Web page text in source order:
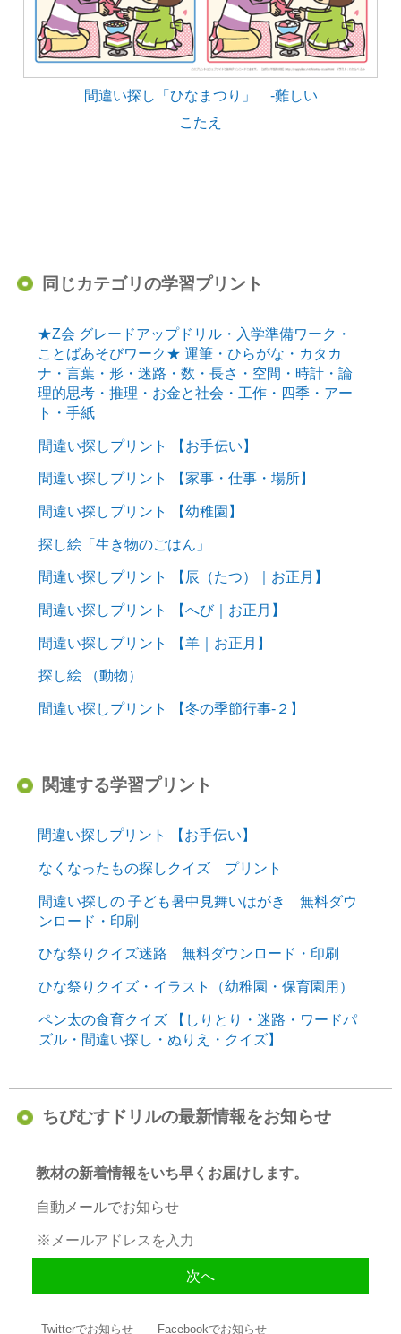
間違い探し「ひなまつり」 -難しい
こたえ
同じカテゴリの学習プリント
★Z会 グレードアップドリル・入学準備ワーク・
ことばあそびワーク★ 運筆・ひらがな・カタカ
ナ・言葉・形・迷路・数・長さ・空間・時計・論
理的思考・推理・お金と社会・工作・四季・アー
ト・手紙
間違い探しプリント 【お手伝い】
間違い探しプリント 【家事・仕事・場所】
間違い探しプリント 【幼稚園】
探し絵「生き物のごはん」
間違い探しプリント 【辰（たつ）｜お正月】
間違い探しプリント 【へび｜お正月】
間違い探しプリント 【羊｜お正月】
探し絵 （動物）
間違い探しプリント 【冬の季節行事-２】
関連する学習プリント
間違い探しプリント 【お手伝い】
なくなったもの探しクイズ プリント
間違い探しの 子ども暑中見舞いはがき 無料ダウ
ンロード・印刷
ひな祭りクイズ迷路 無料ダウンロード・印刷
ひな祭りクイズ・イラスト（幼稚園・保育園用）
ペン太の食育クイズ 【しりとり・迷路・ワードパ
ズル・間違い探し・ぬりえ・クイズ】
ちびむすドリルの最新情報をお知らせ
教材の新着情報をいち早くお届けします。
自動メールでお知らせ
Twitterでお知らせ Facebookでお知らせ